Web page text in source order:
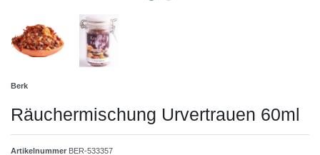
Berk
Räuchermischung Urvertrauen 60ml
Artikelnummer BER-533357